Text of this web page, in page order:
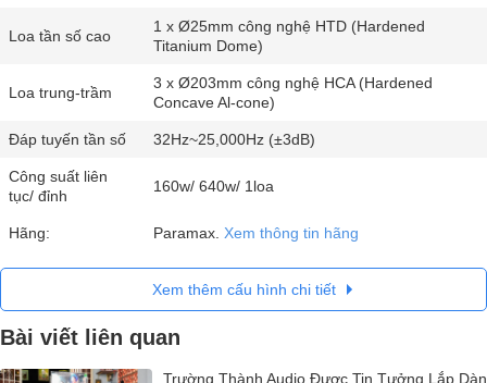
Loa tần số cao
1 x Ø25mm công nghệ HTD (Hardened
Titanium Dome)
Loa trung-trầm
3 x Ø203mm công nghệ HCA (Hardened
Concave Al-cone)
Đáp tuyến tần số 32Hz~25,000Hz (±3dB)
Công suất liên
tục/ đỉnh
160w/ 640w/ 1loa
Hãng: Paramax. Xem thông tin hãng
Xem thêm cấu hình chi tiết
Bài viết liên quan
Trường Thành Audio Được Tin Tưởng Lắp Dàn